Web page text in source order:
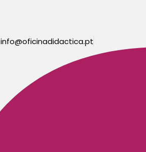
info@oficinadidactica.pt